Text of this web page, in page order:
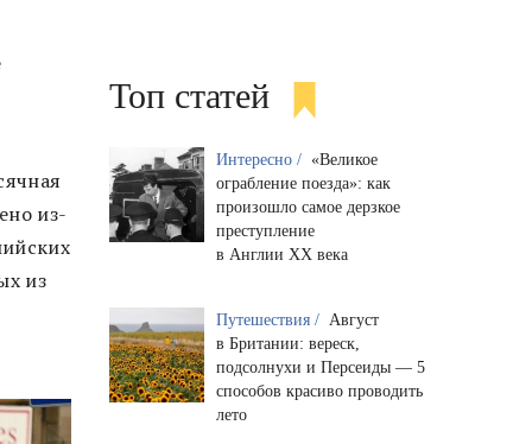
из-
из
Топ статей
Интересно / «Великое
ограбление поезда»: как
произошло самое дерзкое
преступление
в Англии XX века
Путешествия / Август
в Британии: вереск,
подсолнухи и Персеиды — 5
способов красиво проводить
лето